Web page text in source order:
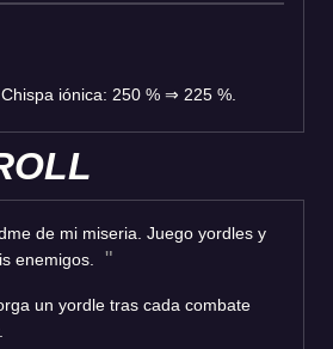
iónica: 250 % ⇒ 225 %.
de mi miseria. Juego yordles y
enemigos.
un yordle tras cada combate